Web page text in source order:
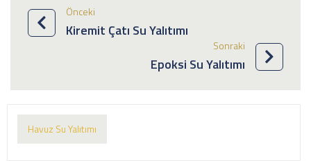
Önceki
Kiremit Çatı Su Yalıtımı
Sonraki
Epoksi Su Yalıtımı
Havuz Su Yalıtımı